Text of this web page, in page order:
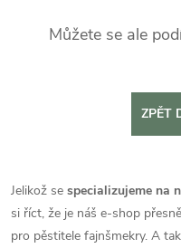
Můžete se ale
ZPĚT
Jelikož se specializujeme na
si říct, že je náš e-shop
pro pěstitele fajnšmekry. A